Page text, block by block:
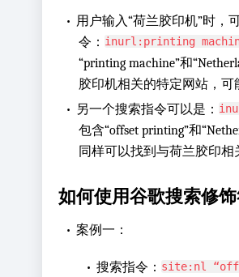
• 用户输入“荷兰胶印机”时，
令： inurl:printing
“printing machine”和
胶印机相关的特定网站，可
• 另一个搜索指令可以是：
包含“offset printing”和
同样可以找到与荷兰胶印相
如何使用谷歌搜索修
• 案例一：
• 搜索指令： site:nl